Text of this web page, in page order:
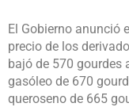
El Gobierno anunció
precio de los
bajó de 570 gourdes
gasóleo de 670
queroseno de 665